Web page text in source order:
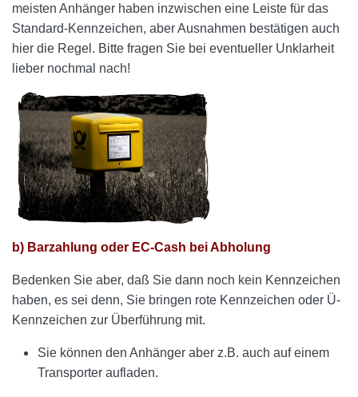
meisten Anhänger haben inzwischen eine Leiste für das
Standard-Kennzeichen, aber Ausnahmen bestätigen auch
hier die Regel. Bitte fragen Sie bei eventueller Unklarheit
lieber nochmal nach!
b) Barzahlung oder EC-Cash bei Abholung
Bedenken Sie aber, daß Sie dann noch kein Kennzeichen
haben, es sei denn, Sie bringen rote Kennzeichen oder Ü-
Kennzeichen zur Überführung mit.
Sie können den Anhänger aber z.B. auch auf einem
Transporter aufladen.